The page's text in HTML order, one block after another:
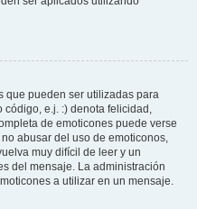
que pueden ser utilizadas para
e.j. :) denota felicidad,
de emoticones puede verse
abusar del uso de emoticonos,
muy difícil de leer y un
del mensaje. La administración
a utilizar en un mensaje.